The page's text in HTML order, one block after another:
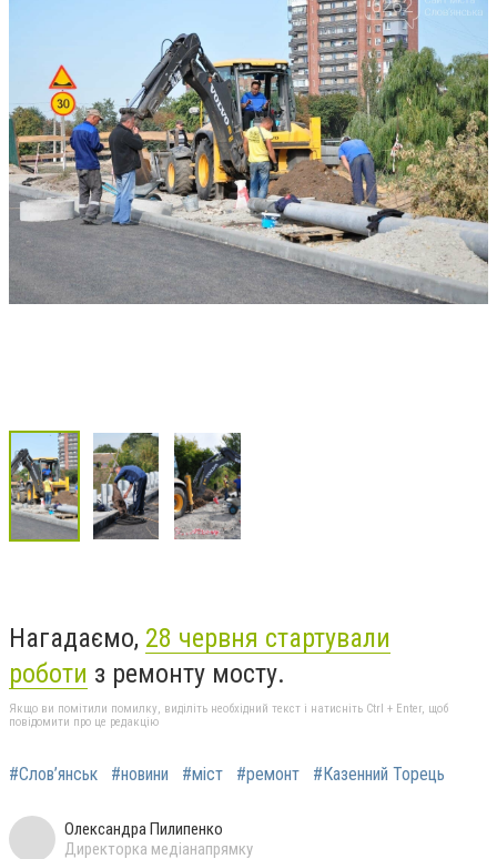
Нагадаємо, 28 червня стартували
роботи з ремонту мосту.
Якщо ви помітили помилку, виділіть необхідний текст і натисніть Ctrl + Enter, щоб
повідомити про це редакцію
#Слов’янськ #новини #міст #ремонт #Казенний Торець
Олександра Пилипенко
Директорка медіанапрямку